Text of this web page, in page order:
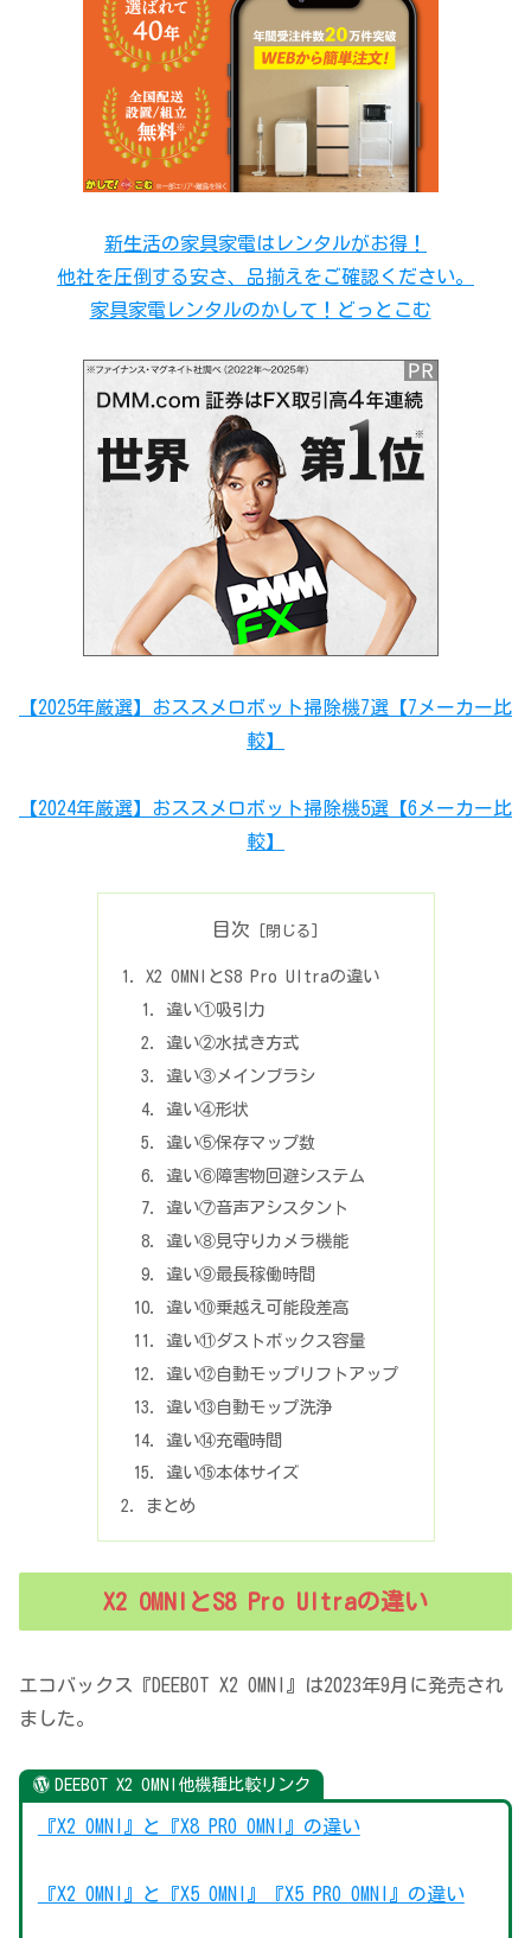
新生活の家具家電はレンタルがお得！
他社を圧倒する安さ、品揃えをご確認ください。
家具家電レンタルのかして！どっとこむ
【2025年厳選】おススメロボット掃除機7選【7メーカー比
較】
【2024年厳選】おススメロボット掃除機5選【6メーカー比
較】
目次
X2 OMNIとS8 Pro Ultraの違い
違い①吸引力
違い②水拭き方式
違い③メインブラシ
違い④形状
違い⑤保存マップ数
違い⑥障害物回避システム
違い⑦音声アシスタント
違い⑧見守りカメラ機能
違い⑨最長稼働時間
違い⑩乗越え可能段差高
違い⑪ダストボックス容量
違い⑫自動モップリフトアップ
違い⑬自動モップ洗浄
違い⑭充電時間
違い⑮本体サイズ
まとめ
X2 OMNIとS8 Pro Ultraの違い
エコバックス『DEEBOT X2 OMNI』は2023年9月に発売され
ました。
DEEBOT X2 OMNI他機種比較リンク
『X2 OMNI』と『X8 PRO OMNI』の違い
『X2 OMNI』と『X5 OMNI』『X5 PRO OMNI』の違い